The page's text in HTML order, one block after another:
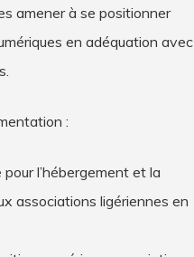
amener à se positionner
en adéquation avec
:
l’hébergement et la
associations ligériennes en